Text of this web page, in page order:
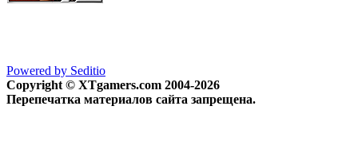
Powered by Seditio
Copyright © XTgamers.com 2004-2026
Перепечатка материалов сайта запрещена.